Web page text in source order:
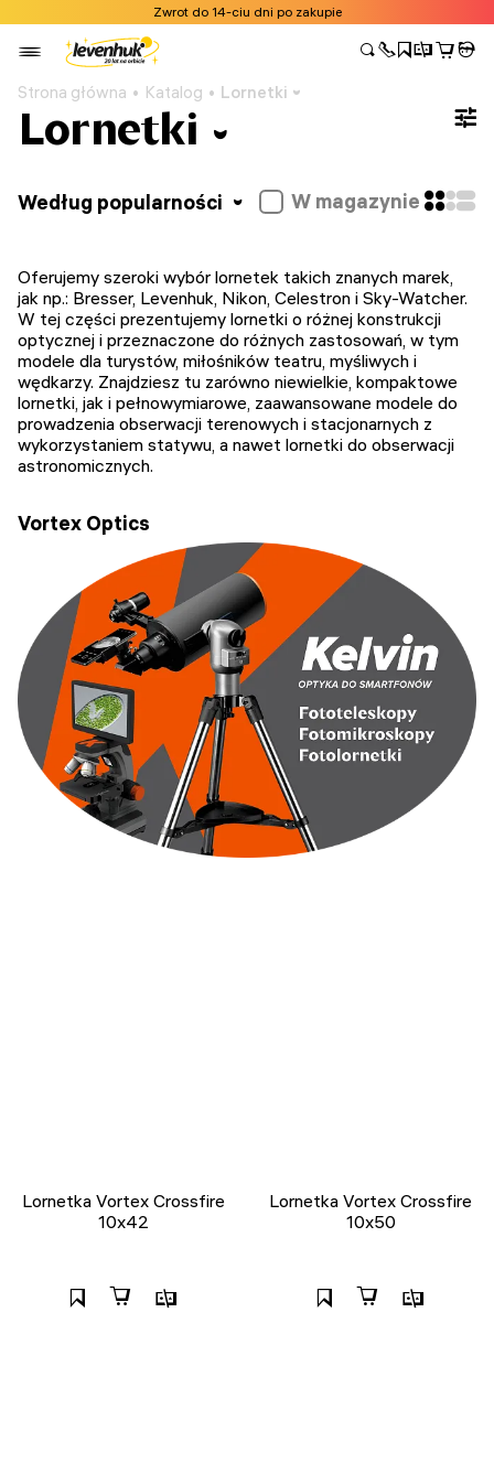
Zwrot do 14-ciu dni po zakupie
Strona główna Katalog Lornetki
Lornetki
Według popularności W magazynie
Oferujemy szeroki wybór lornetek takich znanych marek,
jak np.: Bresser, Levenhuk, Nikon, Celestron i Sky-Watcher.
W tej części prezentujemy lornetki o różnej konstrukcji
optycznej i przeznaczone do różnych zastosowań, w tym
modele dla turystów, miłośników teatru, myśliwych i
wędkarzy. Znajdziesz tu zarówno niewielkie, kompaktowe
lornetki, jak i pełnowymiarowe, zaawansowane modele do
prowadzenia obserwacji terenowych i stacjonarnych z
wykorzystaniem statywu, a nawet lornetki do obserwacji
astronomicznych.
Vortex Optics
Lornetka Vortex Crossfire
10x42
Lornetka Vortex Crossfire
10x50